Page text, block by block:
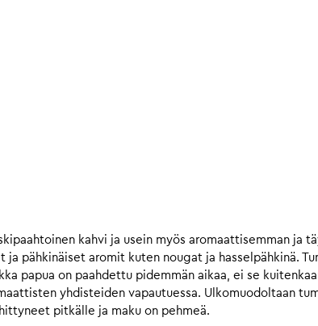
kahvi ja usein myös aromaattisemman ja
pähkinäiset aromit kuten nougat ja hasselpähkinä.
papua on paahdettu pidemmän aikaa, ei se
yhdisteiden vapautuessa. Ulkomuodoltaan
pitkälle ja maku on pehmeä.